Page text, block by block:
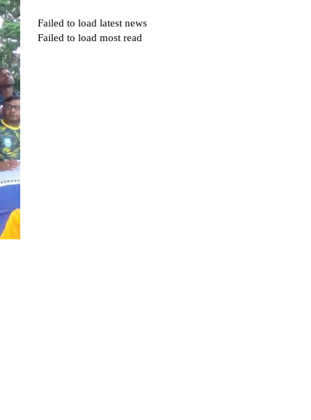
Failed to load latest news
Failed to load most read